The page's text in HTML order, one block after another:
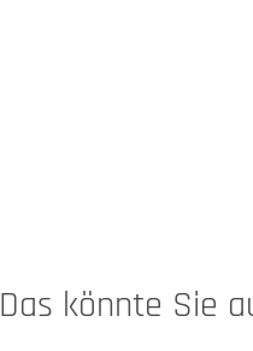
Das könnte Sie